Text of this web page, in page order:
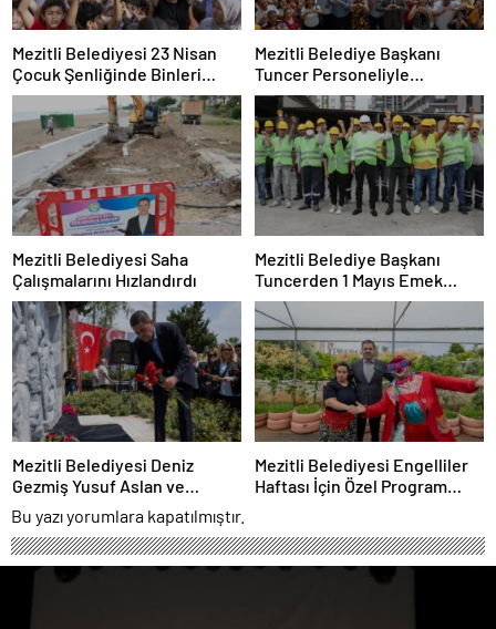
Mezitli Belediyesi 23 Nisan
Çocuk Şenliğinde Binleri
Buluşturdu
Mezitli Belediye Başkanı
Tuncer Personeliyle
Bayramlaştı
Mezitli Belediyesi Saha
Çalışmalarını Hızlandırdı
Mezitli Belediye Başkanı
Tuncerden 1 Mayıs Emek
Mesajı
Mezitli Belediyesi Deniz
Gezmiş Yusuf Aslan ve
Hüseyin İnanı andı
Mezitli Belediyesi Engelliler
Haftası İçin Özel Program
Bu yazı yorumlara kapatılmıştır.